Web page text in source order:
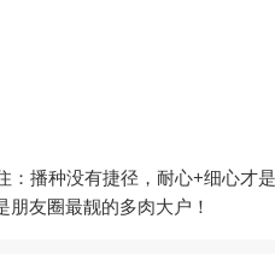
：播种没有捷径，耐心+细心才
友圈最靓的多肉大户！